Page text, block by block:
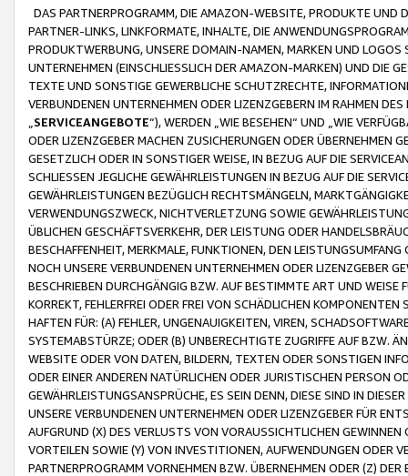
DAS PARTNERPROGRAMM, DIE AMAZON-WEBSITE, PRODUKTE UND
PARTNER-LINKS, LINKFORMATE, INHALTE, DIE
PRODUKTWERBUNG, UNSERE DOMAIN-NAMEN, MARKEN UND
UNTERNEHMEN (EINSCHLIESSLICH DER AMAZON-MARKEN) UND DIE
TEXTE UND SONSTIGE GEWERBLICHE SCHUTZRECHTE,
VERBUNDENEN UNTERNEHMEN ODER LIZENZGEBERN IM RAHMEN
SERVICEANGEBOTE“), WERDEN „WIE BESEHEN“ UND „WIE
ODER LIZENZGEBER MACHEN ZUSICHERUNGEN ODER ÜBERNEHMEN
GESETZLICH ODER IN SONSTIGER WEISE, IN BEZUG AUF DIE
SCHLIESSEN JEGLICHE GEWÄHRLEISTUNGEN IN BEZUG AUF DIE
GEWÄHRLEISTUNGEN BEZÜGLICH RECHTSMÄNGELN,
VERWENDUNGSZWECK, NICHTVERLETZUNG SOWIE
ÜBLICHEN GESCHÄFTSVERKEHR, DER LEISTUNG ODER
BESCHAFFENHEIT, MERKMALE, FUNKTIONEN, DEN
NOCH UNSERE VERBUNDENEN UNTERNEHMEN ODER LIZENZGEBER
BESCHRIEBEN DURCHGÄNGIG BZW. AUF BESTIMMTE ART UND
KORREKT, FEHLERFREI ODER FREI VON SCHÄDLICHEN
HAFTEN FÜR: (A) FEHLER, UNGENAUIGKEITEN, VIREN,
SYSTEMABSTÜRZE; ODER (B) UNBERECHTIGTE ZUGRIFFE AUF BZW.
WEBSITE ODER VON DATEN, BILDERN, TEXTEN ODER SONSTIGEN
ODER EINER ANDEREN NATÜRLICHEN ODER JURISTISCHEN PERSON
GEWÄHRLEISTUNGSANSPRÜCHE, ES SEIN DENN, DIESE SIND IN
UNSERE VERBUNDENEN UNTERNEHMEN ODER LIZENZGEBER FÜR
AUFGRUND (X) DES VERLUSTS VON VORAUSSICHTLICHEN
VORTEILEN SOWIE (Y) VON INVESTITIONEN, AUFWENDUNGEN ODER
PARTNERPROGRAMM VORNEHMEN BZW. ÜBERNEHMEN ODER (Z)